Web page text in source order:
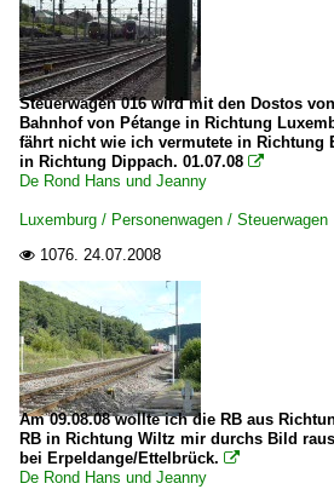
Steuerwagen 016 wird mit den Dostos
Bahnhof von Pétange in Richtung
fährt nicht wie ich vermutete in Richtung
in Richtung Dippach. 01.07.08 
De Rond Hans und Jeanny
Luxemburg / Personenwagen / Steuerwagen
 1076. 24.07.2008
Am 09.08.08 wollte ich die RB aus
RB in Richtung Wiltz mir durchs Bild
bei Erpeldange/Ettelbrück. 
De Rond Hans und Jeanny